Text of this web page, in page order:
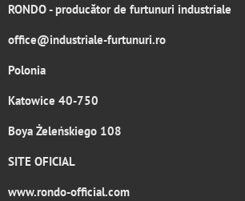
RONDO- producător de furtunuri industriale
office@industriale-furtunuri.ro
Polonia
Katowice 40-750
Boya Żeleńskiego 108
SITE OFICIAL
www.rondo-official.com